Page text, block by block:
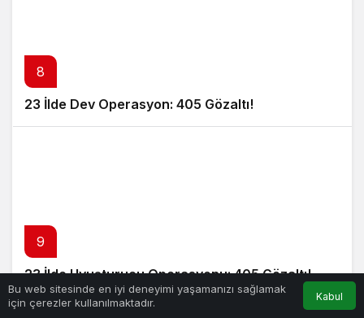
8
23 İlde Dev Operasyon: 405 Gözaltı!
9
23 İlde Uyuşturucu Operasyonu: 405 Gözaltı!
Bu web sitesinde en iyi deneyimi yaşamanızı sağlamak
için çerezler kullanılmaktadır.
Kabul